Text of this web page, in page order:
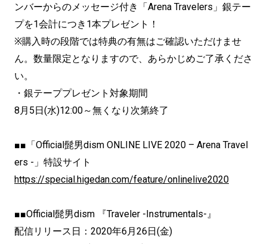
ンバーからのメッセージ付き「Arena Travelers」銀テー
プを1会計につき1本プレゼント！
※購入時の段階では特典の有無はご確認いただけませ
ん。数量限定となりますので、あらかじめご了承くださ
い。
・銀テーププレゼント対象期間
8月5日(水)12:00～無くなり次第終了
■■「Official髭男dism ONLINE LIVE 2020 – Arena Travel
ers -」特設サイト
https://special.higedan.com/feature/onlinelive2020
■■Official髭男dism 『Traveler -Instrumentals-』
配信リリース日：2020年6月26日(金)